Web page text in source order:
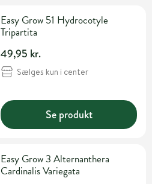
Easy Grow 51 Hydrocotyle
Tripartita
49,95 kr.
Sælges kun i center
Se produkt
Easy Grow 3 Alternanthera
Cardinalis Variegata